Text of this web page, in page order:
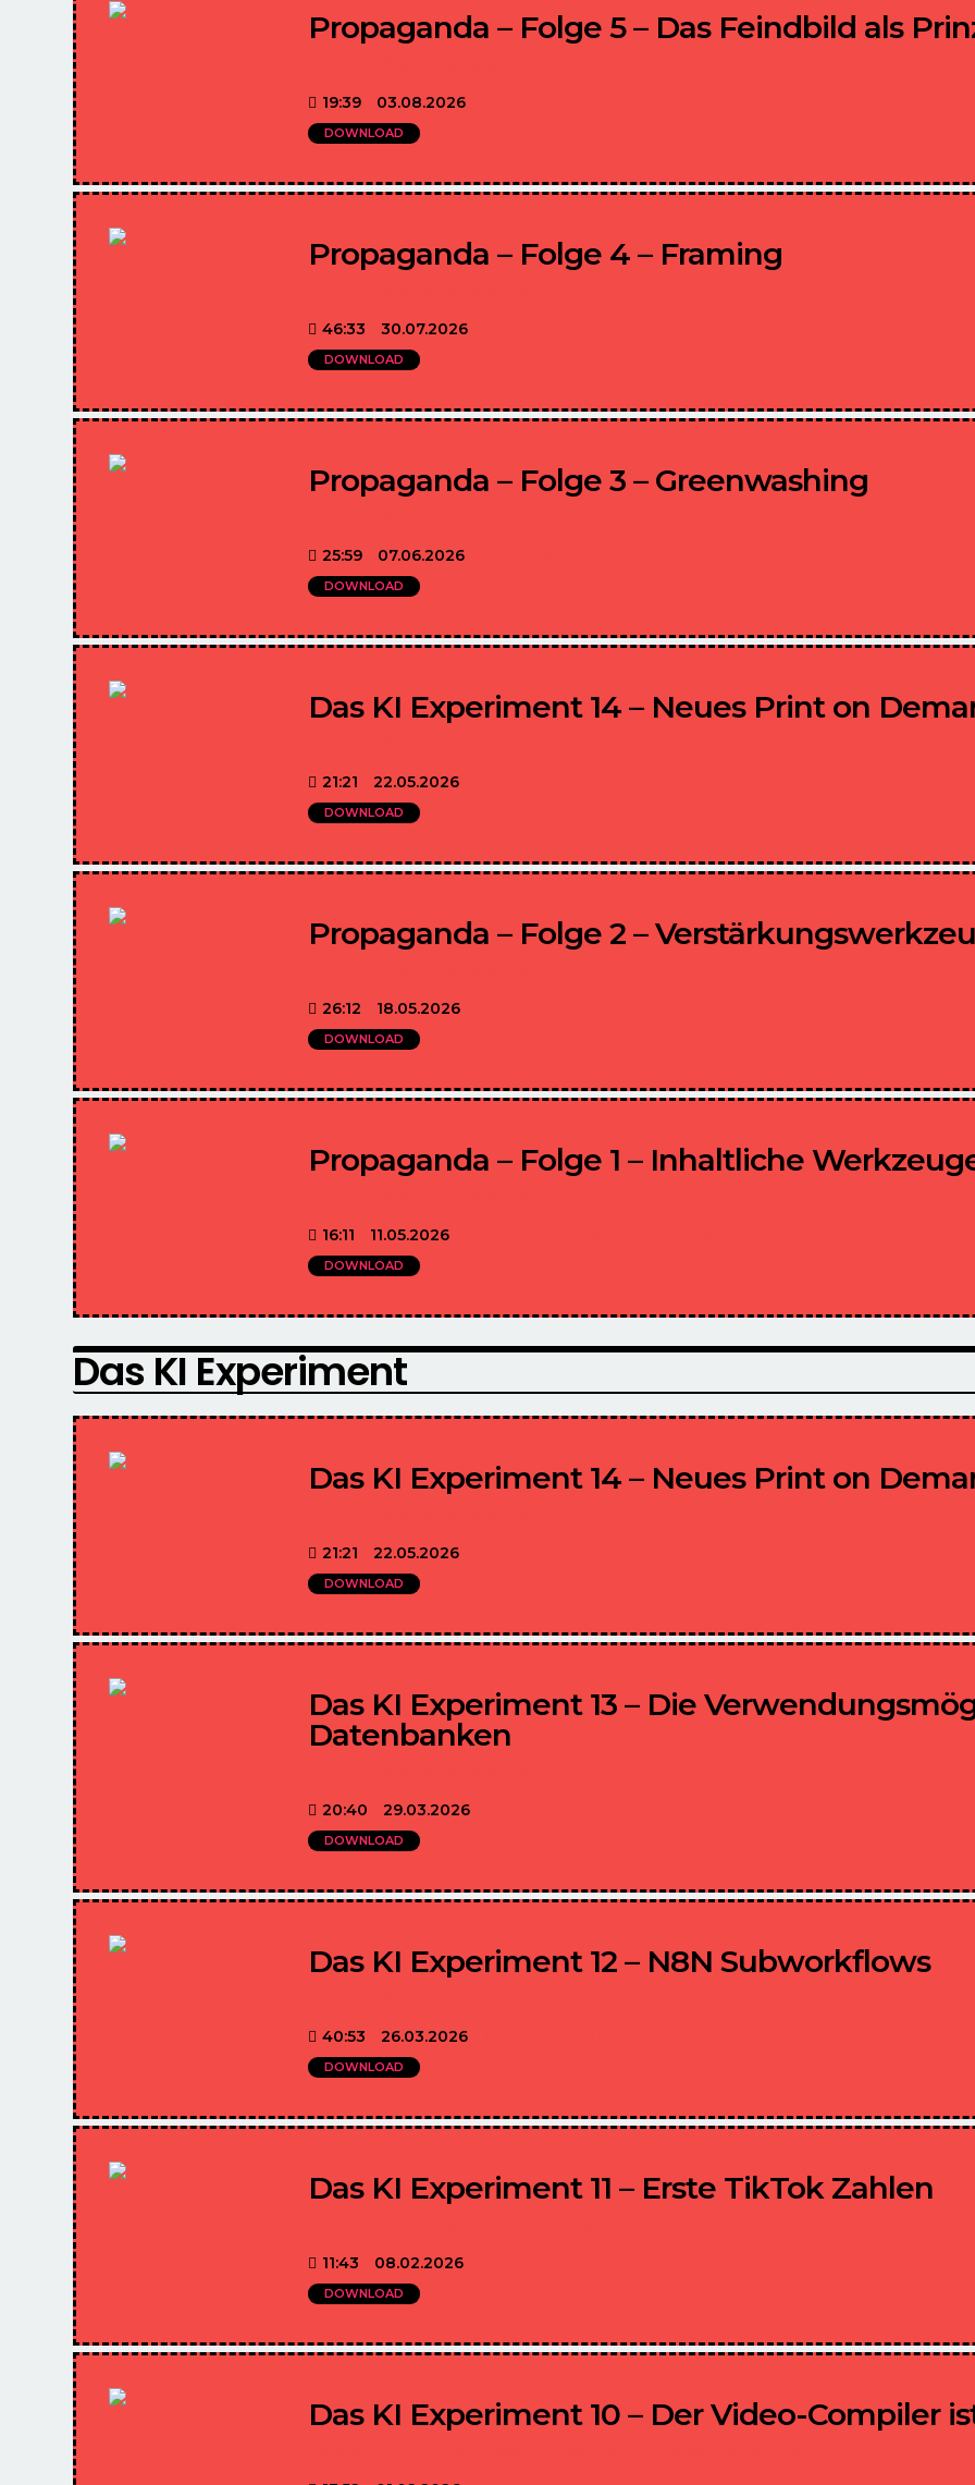
Propaganda – Folge 5 – Das Feindbild als
19:39 03.08.2026
DOWNLOAD
Propaganda – Folge 4 – Framing
46:33 30.07.2026
DOWNLOAD
Propaganda – Folge 3 – Greenwashing
25:59 07.06.2026
DOWNLOAD
Das KI Experiment 14 – Neues Print on
21:21 22.05.2026
DOWNLOAD
Propaganda – Folge 2 –
26:12 18.05.2026
DOWNLOAD
Propaganda – Folge 1 – Inhaltliche
16:11 11.05.2026
DOWNLOAD
Das KI Experiment
Das KI Experiment 14 – Neues Print on
21:21 22.05.2026
DOWNLOAD
Das KI Experiment 13 – Die
Datenbanken
20:40 29.03.2026
DOWNLOAD
Das KI Experiment 12 – N8N Subworkflows
40:53 26.03.2026
DOWNLOAD
Das KI Experiment 11 – Erste TikTok Zahlen
11:43 08.02.2026
DOWNLOAD
Das KI Experiment 10 – Der Video-Compiler